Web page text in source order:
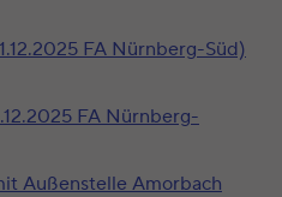
FA Nürnberg-Süd)
FA Nürnberg-
Außenstelle Amorbach